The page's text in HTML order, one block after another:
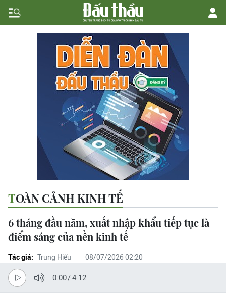
TOÀN CẢNH KINH TẾ
6 tháng đầu năm, xuất nhập khẩu tiếp tục là
điểm sáng của nền kinh tế
Tác giả: Trung Hiếu 08/07/2026 02:20
0:00/4:12